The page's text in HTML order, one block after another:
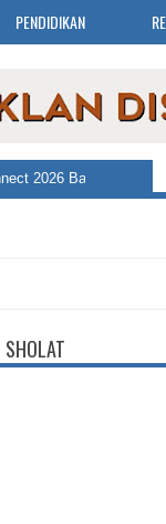
PENDIDIKAN
Bandung Selatan